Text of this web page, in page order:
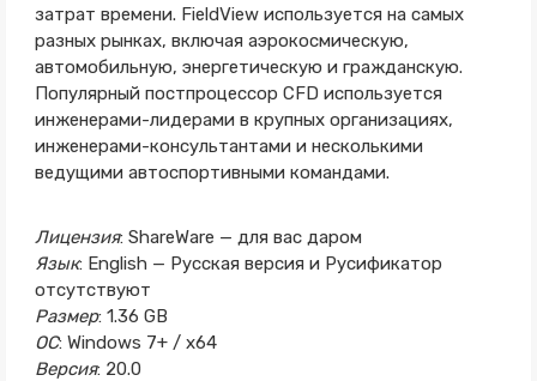
затрат времени. FieldView используется на самых
разных рынках, включая аэрокосмическую,
автомобильную, энергетическую и гражданскую.
Популярный постпроцессор CFD используется
инженерами-лидерами в крупных организациях,
инженерами-консультантами и несколькими
ведущими автоспортивными командами.
Лицензия: ShareWare — для вас даром
Язык: English — Русская версия и Русификатор
отсутствуют
Размер: 1.36 GB
ОС: Windows 7+ / x64
Версия: 20.0